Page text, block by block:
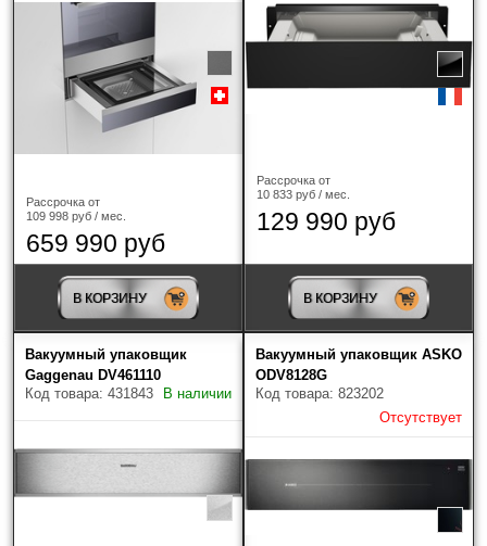
Рассрочка от
109 998 руб / мес.
659 990 руб
В КОРЗИНУ
Рассрочка от
10 833 руб / мес.
129 990 руб
В КОРЗИНУ
Вакуумный упаковщик
Gaggenau DV461110
Код товара: 431843
В наличии
Вакуумный упаковщик ASKO
ODV8128G
Код товара: 823202
Отсутствует